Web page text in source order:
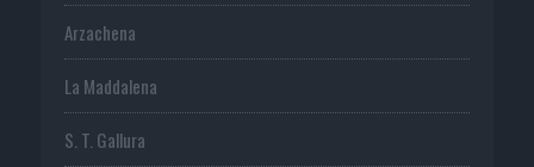
Arzachena
La Maddalena
S. T. Gallura